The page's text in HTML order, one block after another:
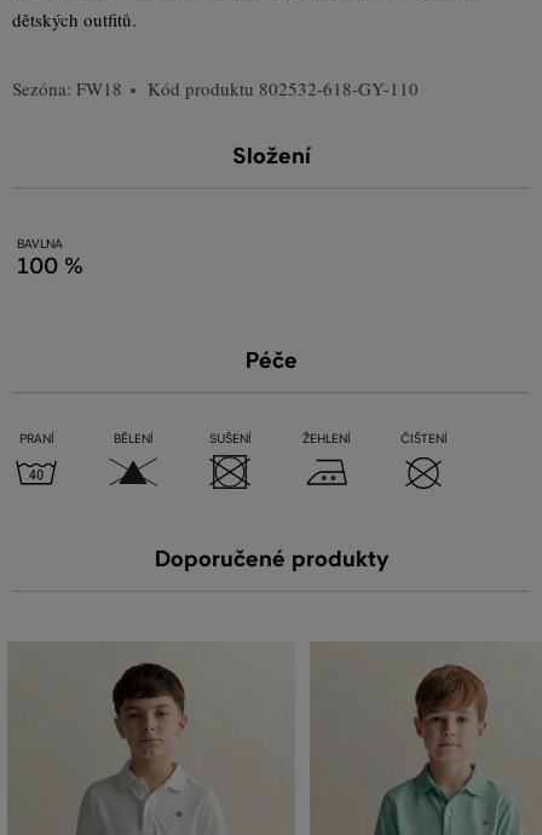
dětských outfitů.
Sezóna: FW18 Kód produktu 802532-618-GY-110
Složení
BAVLNA
100 %
Péče
PRANÍ BĚLENÍ SUŠENÍ ŽEHLENÍ ČIŠTENÍ
Doporučené produkty